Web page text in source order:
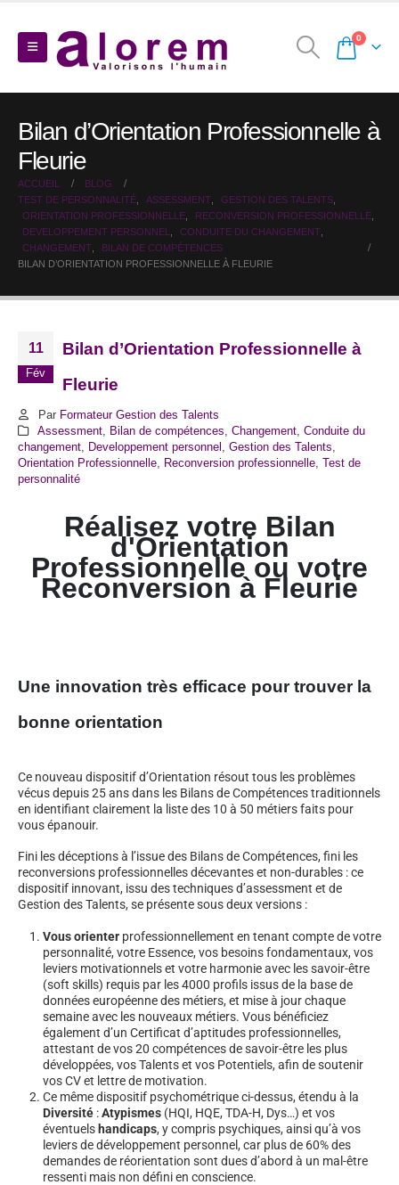
0
Bilan d’Orientation Professionnelle à
Fleurie
ACCUEIL
BLOG
TEST DE PERSONNALITÉ
ASSESSMENT GESTION DES TALENTS
ORIENTATION PROFESSIONNELLE
RECONVERSION PROFESSIONNELLE
DEVELOPPEMENT PERSONNEL
CONDUITE DU CHANGEMENT
CHANGEMENT
BILAN DE COMPÉTENCES
BILAN D’ORIENTATION PROFESSIONNELLE À FLEURIE
11
Fév
Bilan d’Orientation Professionnelle à
Fleurie
Par Formateur Gestion des Talents
Assessment, Bilan de compétences Changement, Conduite du
changement
Developpement personnel Gestion des Talents
Orientation Professionnelle
Reconversion professionnelle Test de
personnalité
Réalisez votre Bilan
d'Orientation
Professionnelle ou votre
Reconversion àFleurie
Une innovation très efficace pour trouver la
bonne orientation
Ce nouveau dispositif d’Orientation résout tous les problèmes
vécus depuis 25 ans dans les Bilans de Compétences traditionnels
en identifiant clairement la liste des 10 à 50 métiers faits pour
vous épanouir.
Fini les déceptions à l’issue des Bilans de Compétences, fini les
reconversions professionnelles décevantes et non-durables : ce
dispositif innovant, issu des techniques d’assessment et de
Gestion des Talents, se présente sous deux versions :
Vous orienter professionnellement en tenant compte de votre
personnalité, votre Essence, vos besoins fondamentaux, vos
leviers motivationnels et votre harmonie avec les savoir-être
(soft skills) requis par les 4000 profils issus de la base de
données européenne des métiers, et mise à jour chaque
semaine avec les nouveaux métiers. Vous bénéficiez
également d’un Certificat d’aptitudes professionnelles,
attestant de vos 20 compétences de savoir-être les plus
développées, vos Talents et vos Potentiels, afin de soutenir
vos CV et lettre de motivation.
Ce même dispositif psychométrique ci-dessus, étendu à la
Diversité :Atypismes (HQI, HQE, TDA-H, Dys…) et vos
éventuels handicaps, y compris psychiques, ainsi qu’à vos
leviers de développement personnel, car plus de 60% des
demandes de réorientation sont dues d’abord à un mal-être
ressenti mais non défini en conscience.